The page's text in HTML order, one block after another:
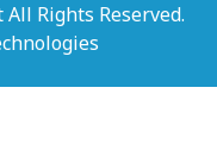
All Rights Reserved.